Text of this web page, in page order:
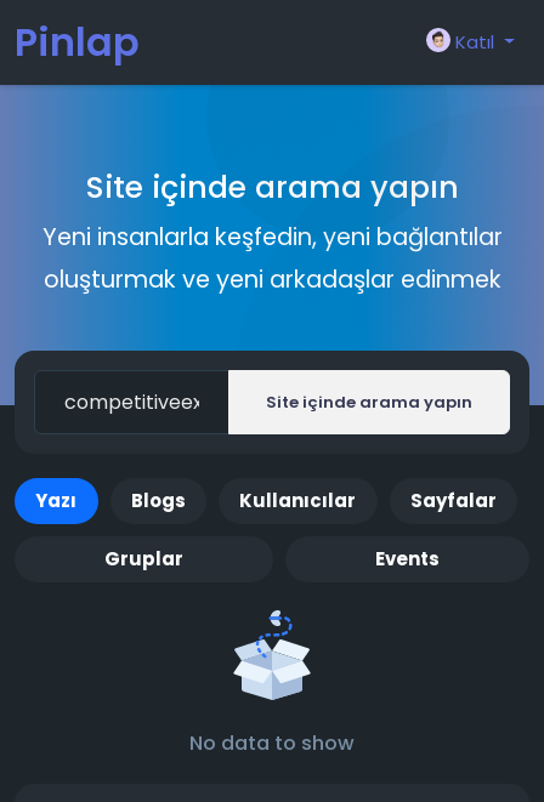
Pinlap Katıl
Site içinde arama yapın
Yeni insanlarla keşfedin, yeni bağlantılar
oluşturmak ve yeni arkadaşlar edinmek
Site içinde arama yapın
Yazı Blogs Kullanıcılar Sayfalar
Gruplar Events
No data to show